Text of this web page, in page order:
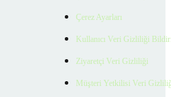
Çerez Ayarları
Kullanıcı Veri Gizliliği
Ziyaretçi Veri Gizliliği
Müşteri Yetkilisi Veri